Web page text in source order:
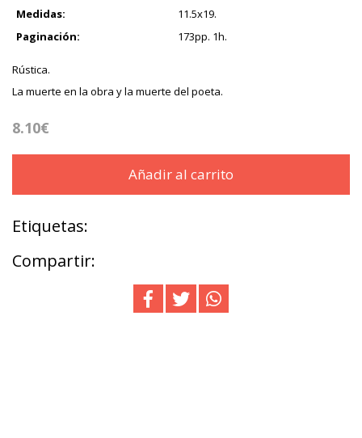
Medidas:
11.5x19.
Paginación:
173pp. 1h.
Rústica.
La muerte en la obra y la muerte del poeta.
8.10€
Añadir al carrito
Etiquetas:
Compartir: